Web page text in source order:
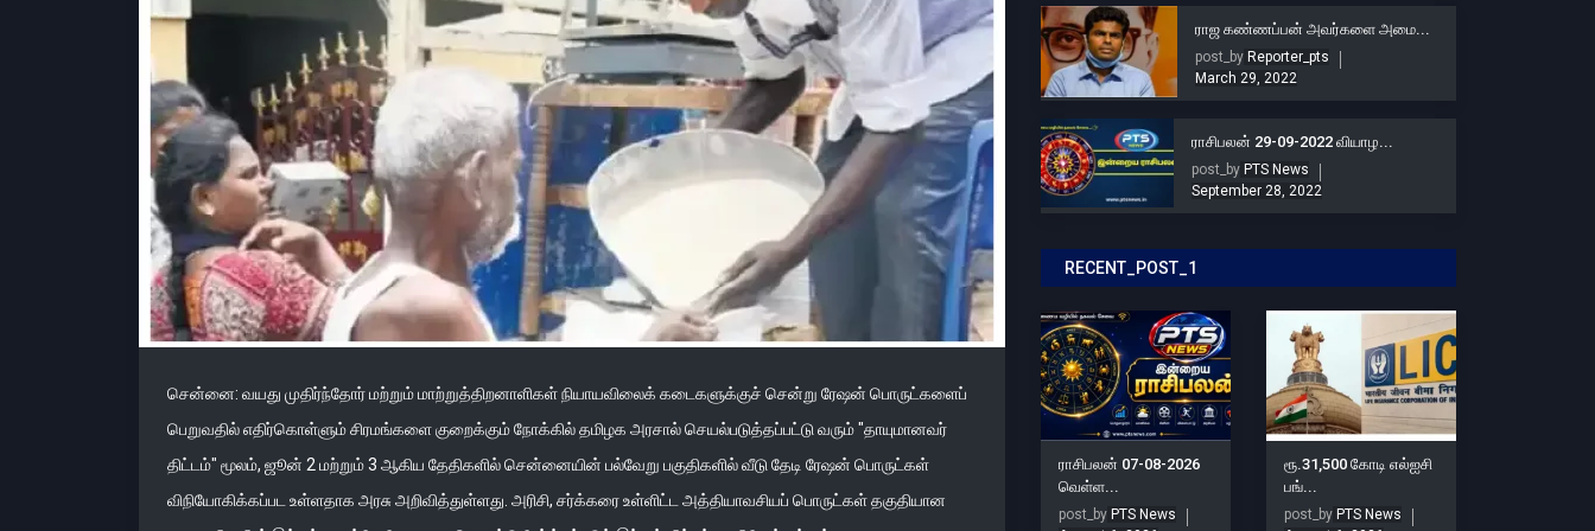
சென்னை: வயது முதிர்ந்தோர் மற்றும் மாற்றுத்திறனாளிகள் நியாயவிலைக் கடைகளுக்குச் சென்று ரேஷன் பொருட்களைப்
பெறுவதில் எதிர்கொள்ளும் சிரமங்களை குறைக்கும் நோக்கில் தமிழக அரசால் செயல்படுத்தப்பட்டு வரும் "தாயுமானவர்
திட்டம்" மூலம், ஜூன் 2 மற்றும் 3 ஆகிய தேதிகளில் சென்னையின் பல்வேறு பகுதிகளில் வீடு தேடி ரேஷன் பொருட்கள்
விநியோகிக்கப்பட உள்ளதாக அரசு அறிவித்துள்ளது. அரிசி, சர்க்கரை உள்ளிட்ட அத்தியாவசியப் பொருட்கள் தகுதியான
ராஜ கண்ணப்பன் அவர்களை அமை...
post_by Reporter_pts
March 29, 2022
ராசிபலன் 29-09-2022 வியாழ...
post_byPTS News
September 28, 2022
RECENT_POST_1
ராசிபலன் 07-08-2026
வெள்ள...
post_by PTS News
ரூ.31,500 கோடி எல்ஐசி
பங்...
post_by PTS News